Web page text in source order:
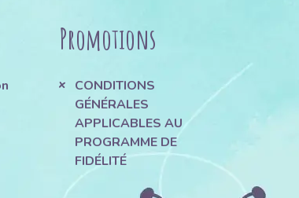
Promotions
CONDITIONS
GÉNÉRALES
APPLICABLES AU
PROGRAMME DE
FIDÉLITÉ